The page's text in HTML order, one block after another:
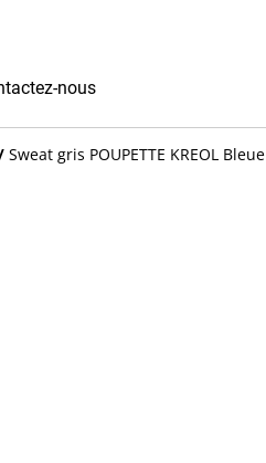
nous
Sweat gris POUPETTE KREOL Bleue